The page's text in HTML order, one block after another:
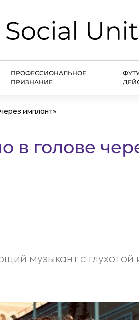
ПРОФЕССИОНАЛЬНОЕ
ПРИЗНАНИЕ
имплант»
в голове
музыкант с глухотой